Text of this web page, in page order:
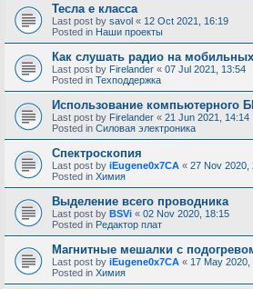
Тесла е класса
Last post by savol « 12 Oct 2021, 16:19
Posted in Наши проекты
Как слушать радио на
Last post by Firelander « 07 Jul 2021, 13:54
Posted in Техподдержка
Использование компьютерного
Last post by Firelander « 21 Jun 2021, 14:14
Posted in Силовая электроника
Спектроскопия
Last post by iEugene0x7CA « 27 Nov 2020,
Posted in Химия
Выделение всего проводника
Last post by BSVi « 02 Nov 2020, 18:15
Posted in Редактор плат
Магнитные мешалки с
Last post by iEugene0x7CA « 17 May 2020,
Posted in Химия